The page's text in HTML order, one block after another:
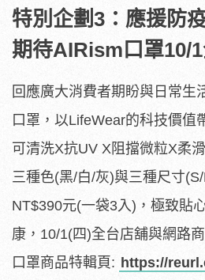
特別企劃3：應援防
期待AIRism口罩10/
回應廣大消費者期盼與日常生
口罩，以LifeWear的科技價值
可清洗X抗UV X阻擋微粒X柔
三種色(黑/白/灰)與三種尺寸
NT$390元(一袋3入)，極致貼
康，10/1(四)全台店舖與網路
口罩商品特輯頁: https://